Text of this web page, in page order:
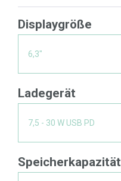
Displaygröße
6,3"
Ladegerät
7,5 - 30 W USB PD
Speicherkapazität